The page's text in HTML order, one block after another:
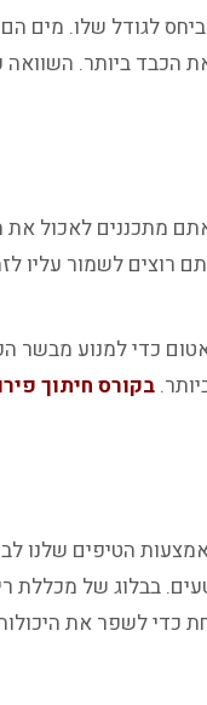
לגודל שלו. מים
ביותר. השוואה
לאכול את
לשמור עליו
כדי למנוע מבשר
בקורס חיתוך
הטיפים שלנו
בבלוג של מכללת
כדי לשפר את